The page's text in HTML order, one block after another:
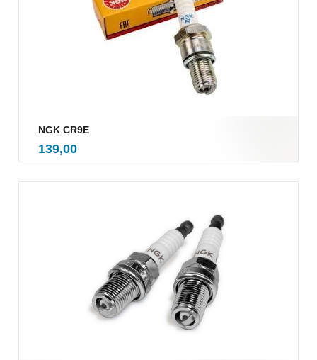
NGK CR9E
Pris
139,00mva.